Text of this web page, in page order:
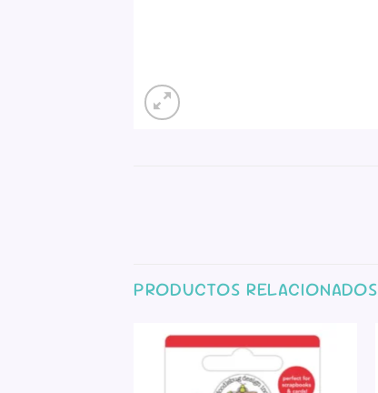
PRODUCTOS RELACIONADOS